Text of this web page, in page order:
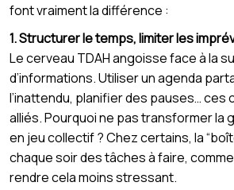
font vraiment la différence :
1. Structurer le temps, limiter les
Le cerveau TDAH angoisse face à la
d’informations. Utiliser un agenda
l’inattendu, planifier des pauses… ces
alliés. Pourquoi ne pas transformer la
en jeu collectif ? Chez certains, la
chaque soir des tâches à faire,
rendre cela moins stressant.